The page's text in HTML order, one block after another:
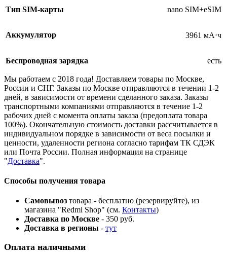
Тип SIM-карты nano SIM+eSIM
Аккумулятор 3961 мА⋅ч
Беспроводная зарядка есть
Мы работаем с 2018 года! Доставляем товары по Москве,
России и СНГ. Заказы по Москве отправляются в течении 1-2
дней, в зависимости от времени сделанного заказа. Заказы
транспортными компаниями отправляются в течение 1-2
рабочих дней с момента оплаты заказа (предоплата товара
100%). Окончательную стоимость доставки рассчитывается в
индивидуальном порядке в зависимости от веса посылки и
ценности, удаленности региона согласно тарифам ТК СДЭК
или Почта России. Полная информация на странице
"Доставка".
Способы получения товара
Самовывоз товара - бесплатно (резервируйте), из
магазина "Redmi Shop" (см. Контакты)
Доставка по Москве - 350 руб.
Доставка в регионы - тут
Оплата наличными